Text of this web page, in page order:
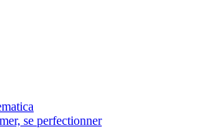
se perfectionner